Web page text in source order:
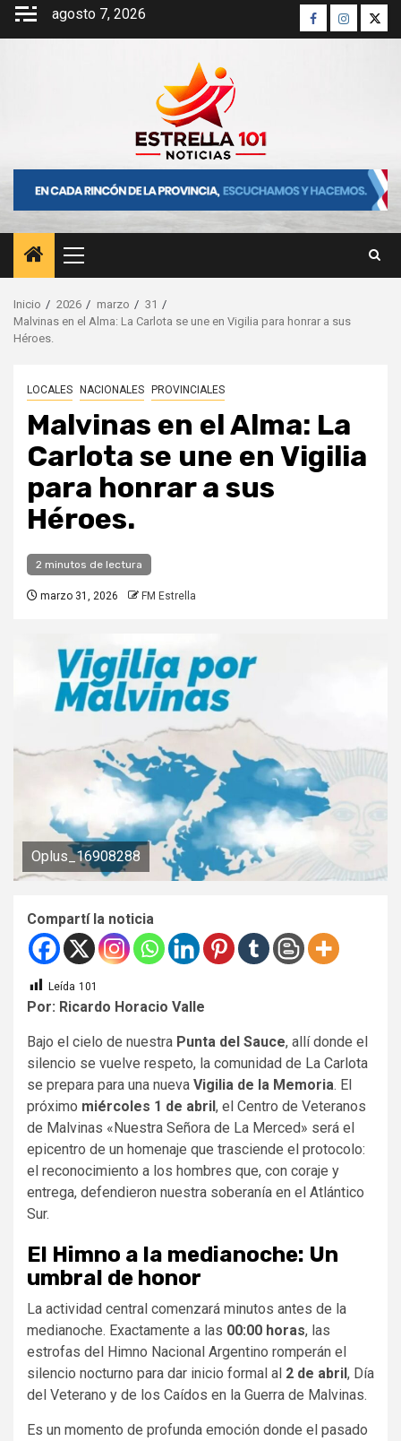
Saltar
agosto 7, 2026 Facebook
Instagram
Menú
principal
Inicio 2026 marzo
31
Malvinas en el Alma: La Carlota se une en Vigilia para honrar a sus
Héroes.
LOCALES NACIONALES PROVINCIALES
Malvinas en el Alma: La
Carlota se une en Vigilia
para honrar a sus
Héroes.
2 minutos de lectura
marzo 31, 2026 FM Estrella
Oplus_16908288
Compartí la noticia
Leída 101
Por: Ricardo Horacio Valle
​Bajo el cielo de nuestra Punta del Sauce, allí donde el
silencio se vuelve respeto, la comunidad de La Carlota
se prepara para una nueva Vigilia de la Memoria. El
próximo miércoles 1 de abril, el Centro de Veteranos
de Malvinas «Nuestra Señora de La Merced» será el
epicentro de un homenaje que trasciende el protocolo:
el reconocimiento a los hombres que, con coraje y
entrega, defendieron nuestra soberanía en el Atlántico
Sur.
El Himno a la medianoche: Un
umbral de honor
​La actividad central comenzará minutos antes de la
medianoche. Exactamente a las 00:00 horas, las
estrofas del Himno Nacional Argentino romperán el
silencio nocturno para dar inicio formal al 2 de abril, Día
del Veterano y de los Caídos en la Guerra de Malvinas.
​Es un momento de profunda emoción donde el pasado